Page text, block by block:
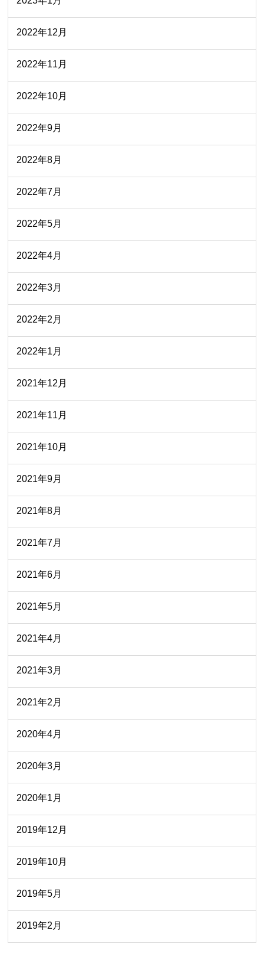
2022年12月
2022年11月
2022年10月
2022年9月
2022年8月
2022年7月
2022年5月
2022年4月
2022年3月
2022年2月
2022年1月
2021年12月
2021年11月
2021年10月
2021年9月
2021年8月
2021年7月
2021年6月
2021年5月
2021年4月
2021年3月
2021年2月
2020年4月
2020年3月
2020年1月
2019年12月
2019年10月
2019年5月
2019年2月